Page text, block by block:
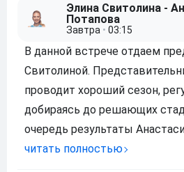
Элина Свитолина -
Потапова
Завтра • 03:15
В данной встрече отдаем
Свитолиной.
проводит хороший сезон,
добираясь до решающих
очередь результаты
оставляют желать лучшего.
читать полностью